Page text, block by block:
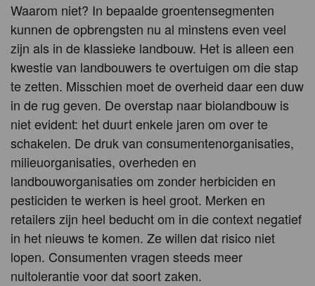
Waarom niet? In bepaalde groentensegmenten
kunnen de opbrengsten nu al minstens even veel
zijn als in de klassieke landbouw. Het is alleen een
kwestie van landbouwers te overtuigen om die stap
te zetten. Misschien moet de overheid daar een duw
in de rug geven. De overstap naar biolandbouw is
niet evident: het duurt enkele jaren om over te
schakelen. De druk van consumentenorganisaties,
milieuorganisaties, overheden en
landbouworganisaties om zonder herbiciden en
pesticiden te werken is heel groot. Merken en
retailers zijn heel beducht om in die context negatief
in het nieuws te komen. Ze willen dat risico niet
lopen. Consumenten vragen steeds meer
nultolerantie voor dat soort zaken.